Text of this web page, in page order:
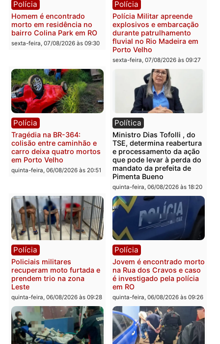
Polícia
Casal é preso pela PRF
com mais de 72 quilos de
mercúrio escondidos em
estepe em Porto Velho
Polícia
Polícia Civil deflagra
operação contra facção
criminosa que atacava
provedores de internet
Rondônia
sexta-feira, 07/08/2026 às
Polícia
Homem é encontrado
morto em residência no
bairro Colina Park em RO
Polícia
Polícia Militar apreende
explosivos e
durante patrulhamento
fluvial no Rio Madeira em
Porto Velho
sexta-feira, 07/08/2026 às
Polícia
Tragédia na BR-364:
colisão entre caminhão e
carro deixa quatro mortos
em Porto Velho
quinta-feira, 06/08/2026 às 20:51
Política
Ministro Dias Tofolli , do
TSE, determina
e processamento da
que pode levar à perda
mandato da prefeita de
Pimenta Bueno
quinta-feira, 06/08/2026 às